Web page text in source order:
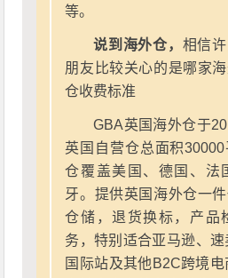
等。
说到海外仓， 相信
朋友比较关心的是哪家
仓收费标准
GBA英国海外仓于
英国自营仓总面积
仓覆盖美国、德国、法
牙。提供英国海外仓一
仓储，退货换标，产品
务，特别适合亚马逊、
国际站及其他B2C跨境